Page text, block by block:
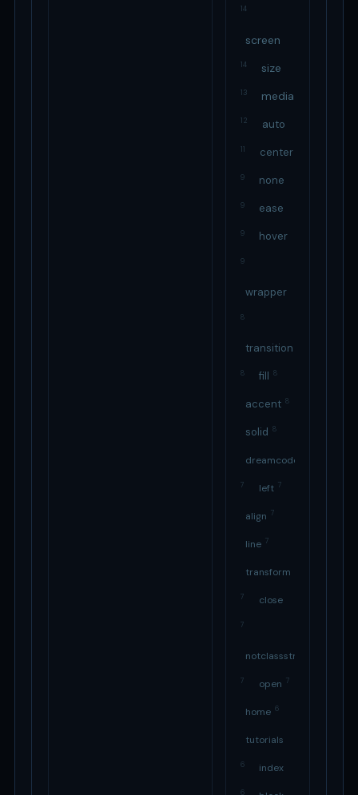
14
screen
14 size
13 media
12 auto
11 center
9 none
9 ease
9 hover
9
wrapper
8
transition
8 fill 8
accent 8
solid 8
dreamcodes
7 left 7
align 7
line 7
transform
7 close
7
notclassstretch
7 open 7
home 6
tutorials
6 index
6